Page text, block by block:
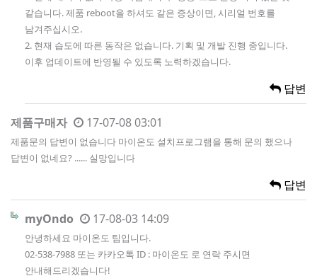
같습니다. 제품 reboot을 하셔도 같은 증상이면, 시리얼 번호를
남겨주십시오.
2. 현재 습도에 따른 동작은 없습니다. 기획 및 개발 진행 중입니다.
이후 업데이트에 반영될 수 있도록 노력하겠습니다.
답변
제품구매자 17-07-08 03:01
제품문의 답변이 없습니다 마이온도 설치프로그램을 통해 문의 했으나
답변이 없네요? ...... 실망입니다
답변
myOndo 17-08-03 14:09
안녕하세요 마이온도 팀입니다.
02-538-7988 또는 카카오톡 ID : 마이온도 로 연락 주시면
안내해드리겠습니다!